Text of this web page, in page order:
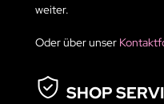
weiter.
Oder über unser
SHOP